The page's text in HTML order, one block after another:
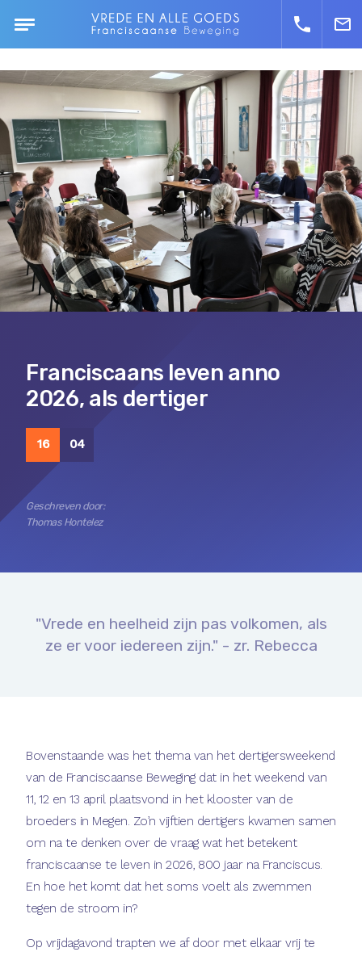
Franciscaans leven anno
2026, als dertiger
16 04
Geschreven door:
Thomas Hontelez
"Vrede en heelheid zijn pas volkomen, als
ze er voor iedereen zijn." - zr. Rebecca
Bovenstaande was het thema van het dertigersweekend
van de Franciscaanse Beweging dat in het weekend van
11, 12 en 13 april plaatsvond in het klooster van de
broeders in Megen. Zo’n vijftien dertigers kwamen samen
om na te denken over de vraag wat het betekent
franciscaanse te leven in 2026, 800 jaar na Franciscus.
En hoe het komt dat het soms voelt als zwemmen
tegen de stroom in?
Op vrijdagavond trapten we af door met elkaar vrij te